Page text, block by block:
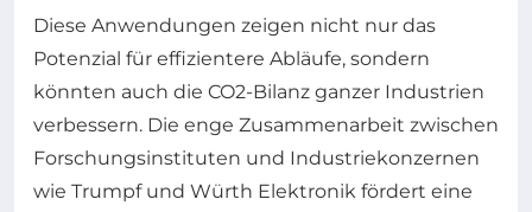
Diese Anwendungen zeigen nicht nur das
Potenzial für effizientere Abläufe, sondern
könnten auch die CO2-Bilanz ganzer Industrien
verbessern. Die enge Zusammenarbeit zwischen
Forschungsinstituten und Industriekonzernen
wie Trumpf und Würth Elektronik fördert eine